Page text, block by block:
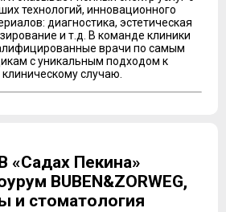
технологий, инновационного
диагностика, эстетическая
и т.д. В команде клиники
врачи по самым
с уникальным подходом к
случаю.
«Садах Пекина»
BUBEN&ZORWEG,
и стоматология